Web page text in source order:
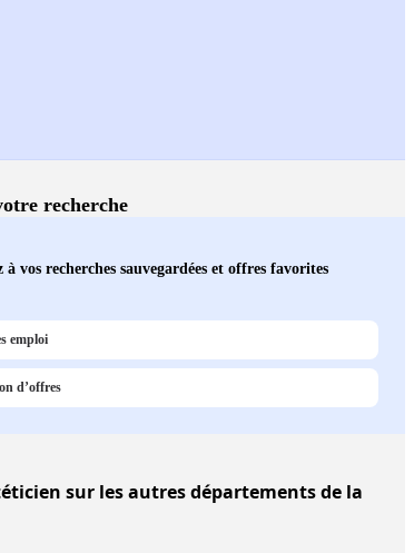
recherche
à vos recherches sauvegardées et offres favorites
emploi
d’offres
sur les autres départements de la